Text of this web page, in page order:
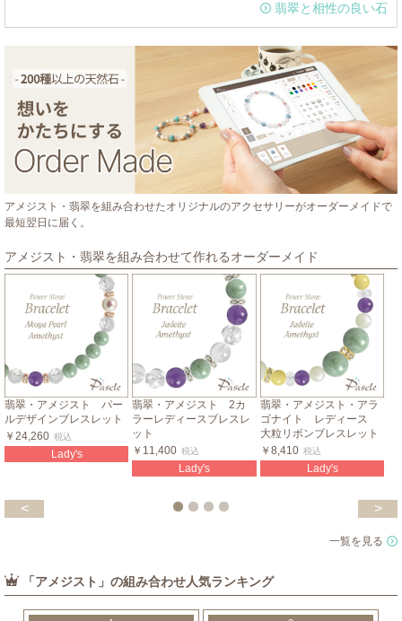
翡翠と相性の良い石
アメジスト・翡翠を組み合わせたオリジナルのアクセサリーがオーダーメイドで
最短翌日に届く。
アメジスト・翡翠を組み合わせて作れるオーダーメイド
翡翠・アメジスト パー
ルデザインブレスレット
￥24,260 税込
Lady's
翡翠・アメジスト 2カ
ラーレディースブレスレ
ット
￥11,400 税込
Lady's
翡翠・アメジスト・アラ
ゴナイト レディース
大粒リボンブレスレット
￥8,410 税込
Lady's
< >
一覧を見る
「アメジスト」の組み合わせ人気ランキング